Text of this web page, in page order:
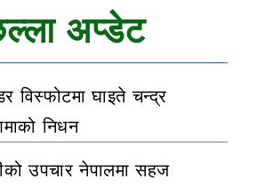
अप्डेट
विस्फोटमा घाइते चन्द्र
निधन
उपचार नेपालमा सहज